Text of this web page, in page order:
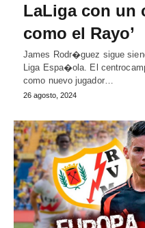
LaLiga con un
como el Rayo’
James Rodr�guez sigue
Liga Espa�ola. El
como nuevo jugador…
26 agosto, 2024